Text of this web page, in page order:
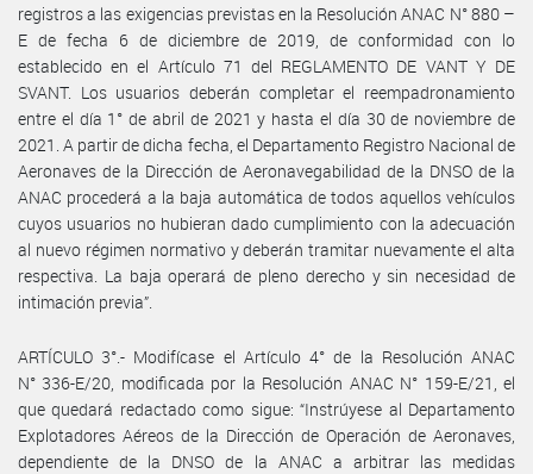
registros a las exigencias previstas en la Resolución ANAC N° 880 –
E de fecha 6 de diciembre de 2019, de conformidad con lo
establecido en el Artículo 71 del REGLAMENTO DE VANT Y DE
SVANT. Los usuarios deberán completar el reempadronamiento
entre el día 1° de abril de 2021 y hasta el día 30 de noviembre de
2021. A partir de dicha fecha, el Departamento Registro Nacional de
Aeronaves de la Dirección de Aeronavegabilidad de la DNSO de la
ANAC procederá a la baja automática de todos aquellos vehículos
cuyos usuarios no hubieran dado cumplimiento con la adecuación
al nuevo régimen normativo y deberán tramitar nuevamente el alta
respectiva. La baja operará de pleno derecho y sin necesidad de
intimación previa”.
ARTÍCULO 3°.- Modifícase el Artículo 4° de la Resolución ANAC
N° 336-E/20, modificada por la Resolución ANAC N° 159-E/21, el
que quedará redactado como sigue: “Instrúyese al Departamento
Explotadores Aéreos de la Dirección de Operación de Aeronaves,
dependiente de la DNSO de la ANAC a arbitrar las medidas